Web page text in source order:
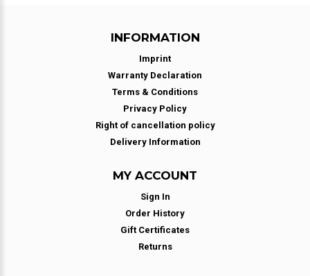
INFORMATION
Imprint
Warranty Declaration
Terms & Conditions
Privacy Policy
Right of cancellation policy
Delivery Information
MY ACCOUNT
Sign In
Order History
Gift Certificates
Returns